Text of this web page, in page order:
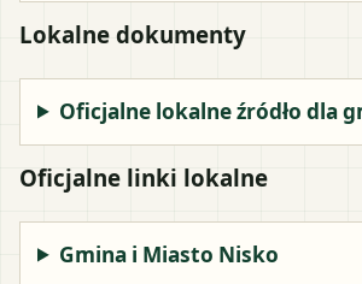
Lokalne dokumenty
Oficjalne lokalne źródło dla
Oficjalne linki lokalne
Gmina i Miasto Nisko